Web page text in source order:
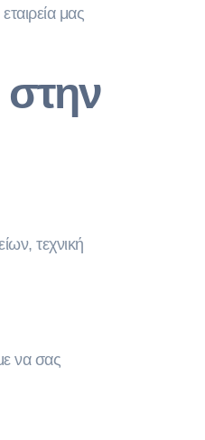
μας
στην
τεχνική
να σας